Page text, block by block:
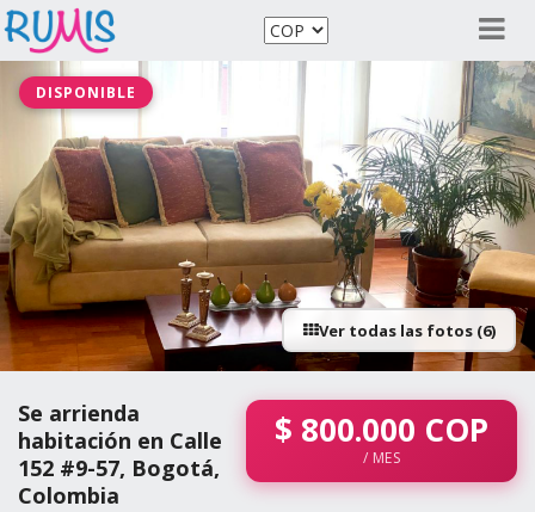
DISPONIBLE
Ver todas las fotos (6)
Se arrienda
habitación en Calle
152 #9-57, Bogotá,
Colombia
$ 800.000 COP
/ MES